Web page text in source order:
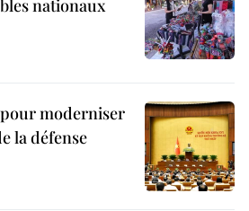
nationaux
moderniser
la défense